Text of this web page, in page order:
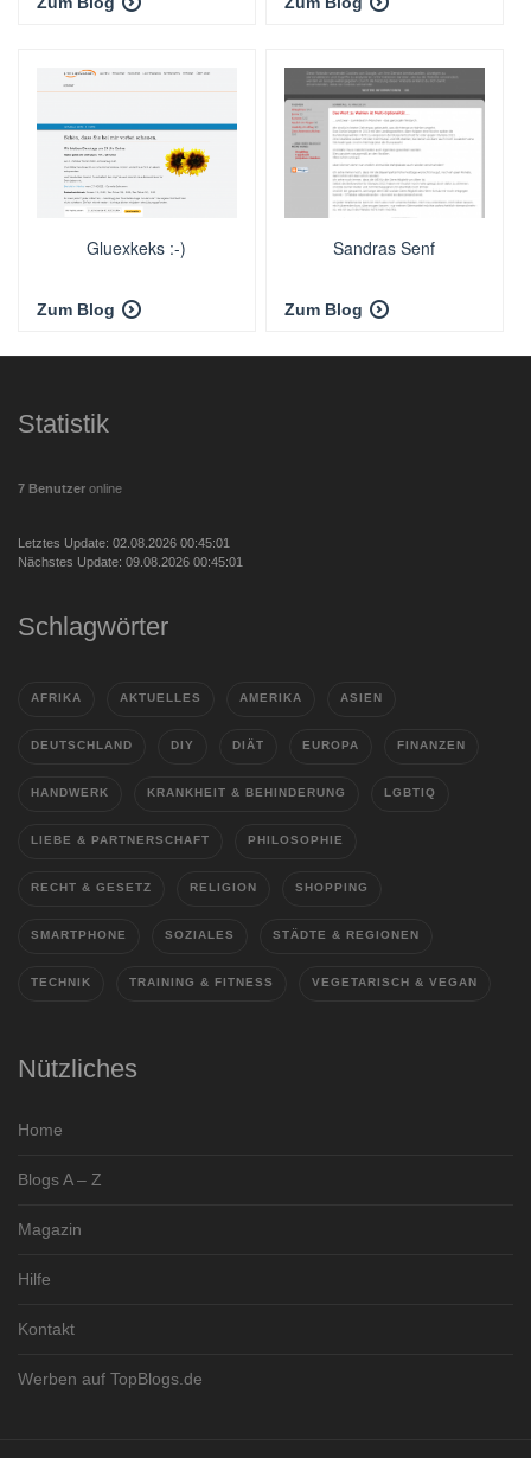
Gluexkeks :-)
Zum Blog
Sandras Senf
Zum Blog
Statistik
7 Benutzer online
Letztes Update: 02.08.2026 00:45:01
Nächstes Update: 09.08.2026 00:45:01
Schlagwörter
AFRIKA AKTUELLES AMERIKA ASIEN
DEUTSCHLAND DIY DIÄT EUROPA FINANZEN
HANDWERK KRANKHEIT & BEHINDERUNG LGBTIQ
LIEBE & PARTNERSCHAFT PHILOSOPHIE
RECHT & GESETZ RELIGION SHOPPING
SMARTPHONE SOZIALES STÄDTE & REGIONEN
TECHNIK TRAINING & FITNESS VEGETARISCH & VEGAN
Nützliches
Home
Blogs A – Z
Magazin
Hilfe
Kontakt
Werben auf TopBlogs.de